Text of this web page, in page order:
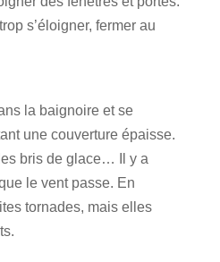
s’éloigner, fermer au
la baignoire et se
une couverture épaisse.
bris de glace… Il y a
le vent passe. En
tornades, mais elles